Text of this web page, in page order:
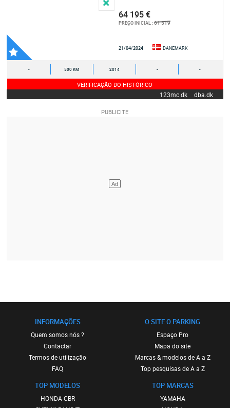
64 195 €
PREÇO INICIAL :61 519
21/04/2024 DANEMARK
- 500 KM 2014 - -
VERIFICAÇÃO DO HISTÓRICO
123mc.dk dba.dk
INFORMAÇÕES
Quem somos nós ?
Contactar
Termos de utilização
FAQ
TOP MODELOS
HONDA CBR
O SITE O PARKING
Espaço Pro
Mapa do site
Marcas & modelos de A a Z
Top pesquisas de A a Z
TOP MARCAS
YAMAHA